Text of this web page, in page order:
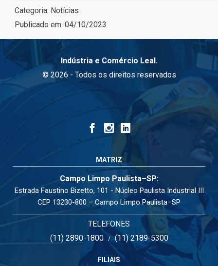
Categoria: Notícias
Publicado em: 04/10/2023
Indústria e Comércio Leal.
© 2026 - Todos os direitos reservados
MATRIZ
Campo Limpo Paulista–SP:
Estrada Faustino Bizetto, 101 - Núcleo Paulista Industrial III
CEP 13230-800 – Campo Limpo Paulista–SP
TELEFONES
(11) 2890-1800/(11) 2189-5300
FILIAIS